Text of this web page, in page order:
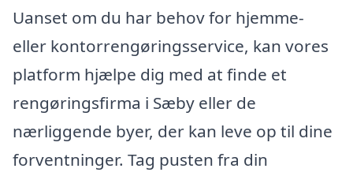
Uanset om du har behov for hjemme-
eller kontorrengøringsservice, kan vores
platform hjælpe dig med at finde et
rengøringsfirma i Sæby eller de
nærliggende byer, der kan leve op til dine
forventninger. Tag pusten fra din